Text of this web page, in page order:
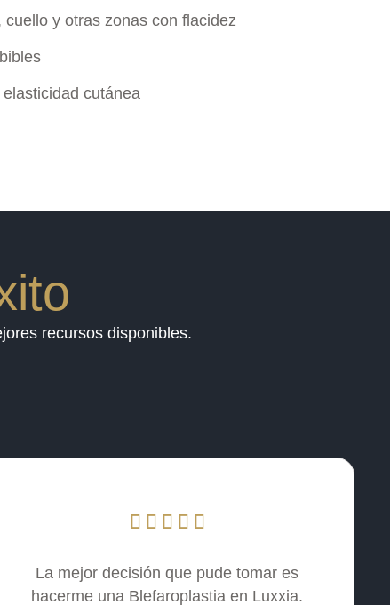
y otras zonas con flacidez
cutánea
recursos disponibles.
La mejor decisión que pude tomar es
hacerme una Blefaroplastia en Luxxia.